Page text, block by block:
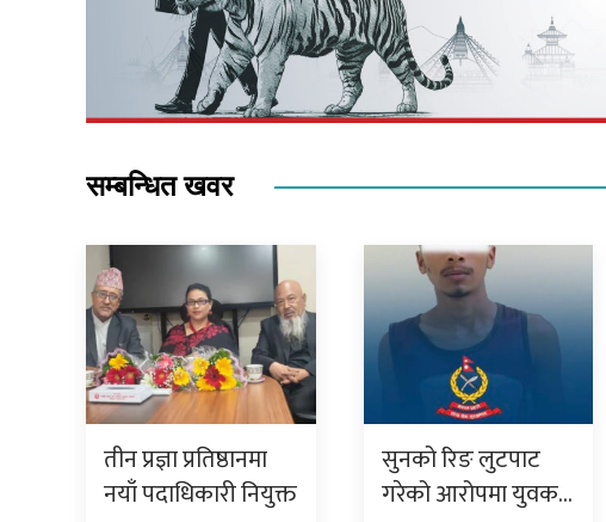
सम्बन्धित खवर
तीन प्रज्ञा प्रतिष्ठानमा
नयाँ पदाधिकारी नियुक्त
सुनको रिङ लुटपाट
गरेको आरोपमा युवक…